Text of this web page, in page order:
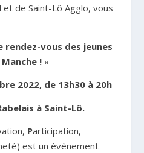
de Saint-Lô Agglo, vous
rendez-vous des jeunes
! »
2022, de 13h30 à 20h
à Saint-Lô.
Participation,
est un évènement